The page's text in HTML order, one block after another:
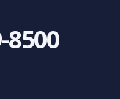
8500